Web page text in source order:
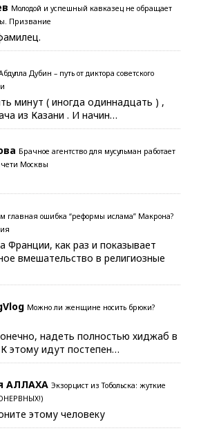
Молодой и успешный кавказец не обращает
Призвание
Дубин – путь от диктора советского
минут ( иногда одиннадцать ) ,
из Казани . И начин…
Брачное агентство для мусульман работает
Москвы
главная ошибка “реформы ислама” Макрона?
Франции, как раз и показывает
вмешательство в религиозные
Можно ли женщине носить брюки?
надеть полностью хиджаб в
этому идут постепен…
АЛЛАХА Экзорцист из Тобольска: жуткие
этому человеку